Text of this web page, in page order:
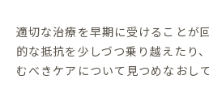
適切な治療を早期に受けることが
的な抵抗を少しづつ乗り越えたり
むべきケアについて見つめなおし